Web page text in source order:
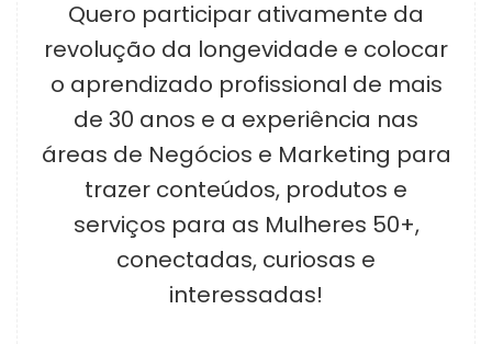
Quero participar ativamente da
revolução da longevidade e colocar
o aprendizado profissional de mais
de 30 anos e a experiência nas
áreas de Negócios e Marketing para
trazer conteúdos, produtos e
serviços para as Mulheres 50+,
conectadas, curiosas e
interessadas!